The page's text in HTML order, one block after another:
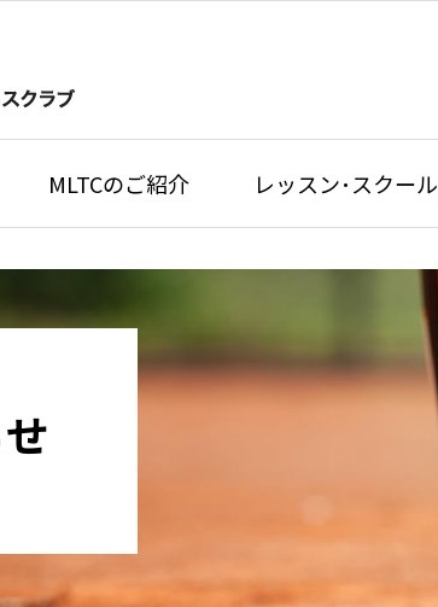
MLTCのご紹介 レッスン･スクール